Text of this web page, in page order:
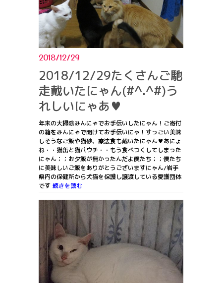
2018/12/29
2018/12/29たくさんご馳
走戴いたにゃん(#^.^#)う
れしいにゃあ♥
年末の大掃除みんにゃでお手伝いしたにゃん！ご寄付
の箱をみんにゃで開けてお手伝いにゃ！すっごい美味
しそうなご飯や猫砂、療法食も戴いたにゃん♥あにょ
ね・・猫缶と猫パウチ・・もう食べつくしてしまった
にゃん；；お夕飯が無かったんだよ僕たち；；僕たち
に美味しいご飯をありがとうございますにゃん/岩手
県内の保健所から犬猫を保護し譲渡している愛護団体
です 続きを読む